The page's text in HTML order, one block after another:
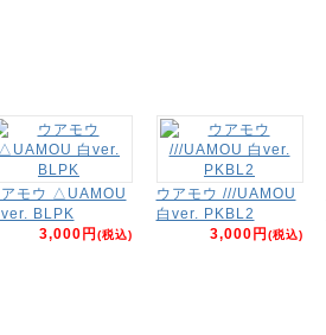
モウ △UAMOU
BLPK
3,000円(税込)
ウアモウ ///UAMOU
白ver. PKBL2
3,000円(税込)